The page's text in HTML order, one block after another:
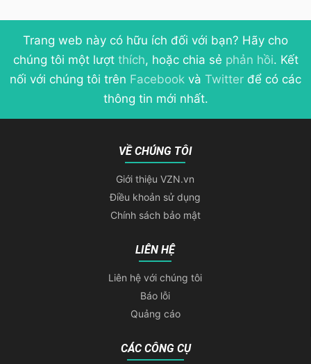
Trang web này có hữu ích đối với bạn? Hãy cho
chúng tôi một lượt thích, hoặc chia sẻ phản hồi. Kết
nối với chúng tôi trên Facebook và Twitter để có các
thông tin mới nhất.
VỀ CHÚNG TÔI
Giới thiệu VZN.vn
Điều khoản sử dụng
Chính sách bảo mật
LIÊN HỆ
Liên hệ với chúng tôi
Báo lỗi
Quảng cáo
CÁC CÔNG CỤ